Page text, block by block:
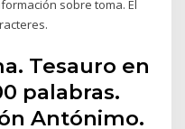
sobre toma. El
Tesauro en
palabras.
Antónimo.